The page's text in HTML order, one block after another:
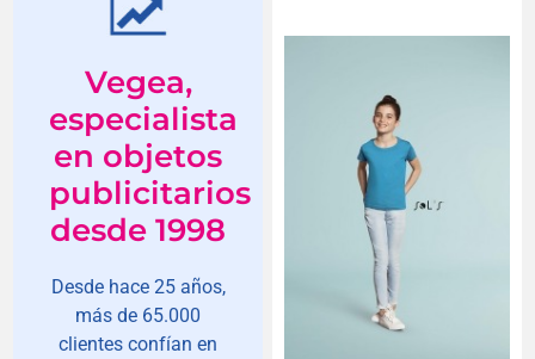
Vegea,
especialista
en objetos
publicitarios
desde 1998
Desde hace 25 años,
más de 65.000
clientes confían en